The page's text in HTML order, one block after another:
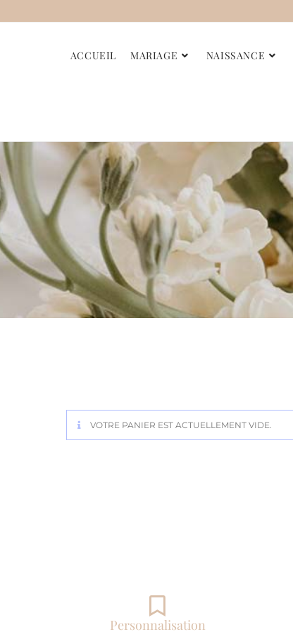
ACCUEIL MARIAGE NAISSANCE
VOTRE PANIER EST ACTUELLEMENT VIDE.
Personnalisation